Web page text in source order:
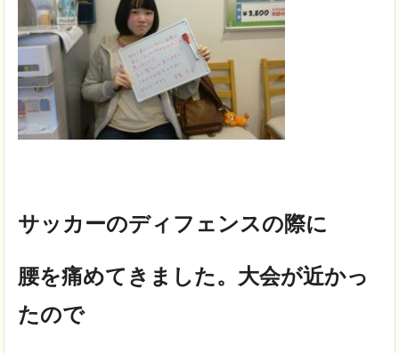
サッカーのディフェンスの際に
腰を痛めてきました。大会が近かっ
たので